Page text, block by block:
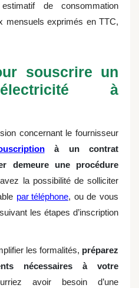
de consommation
mensuels exprimés en TTC,
souscrire un
à
concernant le fournisseur
à un contrat
demeure une procédure
la possibilité de solliciter
par téléphone, ou de vous
les étapes d’inscription
les formalités, préparez
nécessaires à votre
avoir besoin d’une